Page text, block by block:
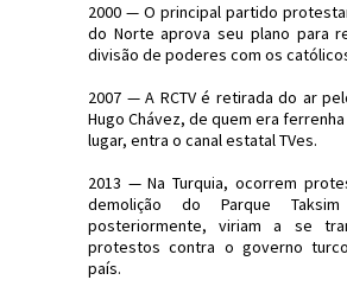
2000 — O principal partido
do Norte aprova seu plano para
divisão de poderes com os
2007 — A RCTV é retirada do ar
Hugo Chávez, de quem era
lugar, entra o canal estatal TVes.
2013 — Na Turquia, ocorrem
demolição do Parque
posteriormente, viriam a se
protestos contra o governo
país.